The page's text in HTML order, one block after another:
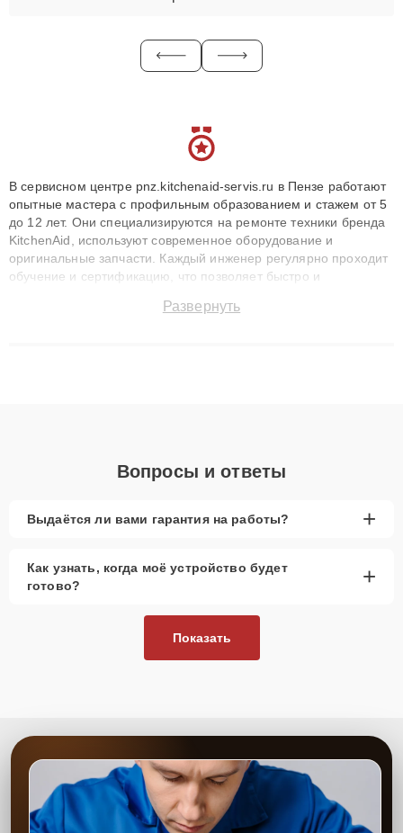
В сервисном центре pnz.kitchenaid-servis.ru в Пензе работают
опытные мастера с профильным образованием и стажем от 5
до 12 лет. Они специализируются на ремонте техники бренда
KitchenAid, используют современное оборудование и
оригинальные запчасти. Каждый инженер регулярно проходит
обучение и сертификацию, что позволяет быстро и
сохранением гарантии до 3 лет. Наши мастера решают
Развернуть
Вопросы и ответы
Выдаётся ли вами гарантия на работы? +
Как узнать, когда моё устройство будет
готово?
+
Показать